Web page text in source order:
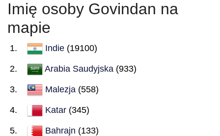
Imię osoby Govindan na
mapie
Indie (19100)
Arabia Saudyjska (933)
Malezja (558)
Katar (345)
Bahrajn (133)